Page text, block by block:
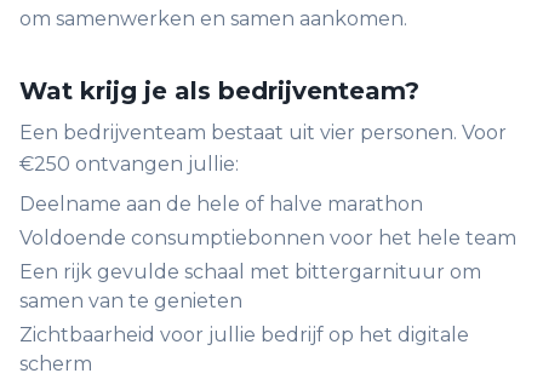
om samenwerken en samen aankomen.
Wat krijg je als bedrijventeam?
Een bedrijventeam bestaat uit vier personen. Voor
€250 ontvangen jullie:
Deelname aan de hele of halve marathon
Voldoende consumptiebonnen voor het hele team
Een rijk gevulde schaal met bittergarnituur om
samen van te genieten
Zichtbaarheid voor jullie bedrijf op het digitale
scherm